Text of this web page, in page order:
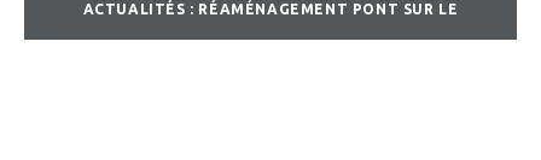
ACTUALITÉS : RÉAMÉNAGEMENT PONT SUR LE